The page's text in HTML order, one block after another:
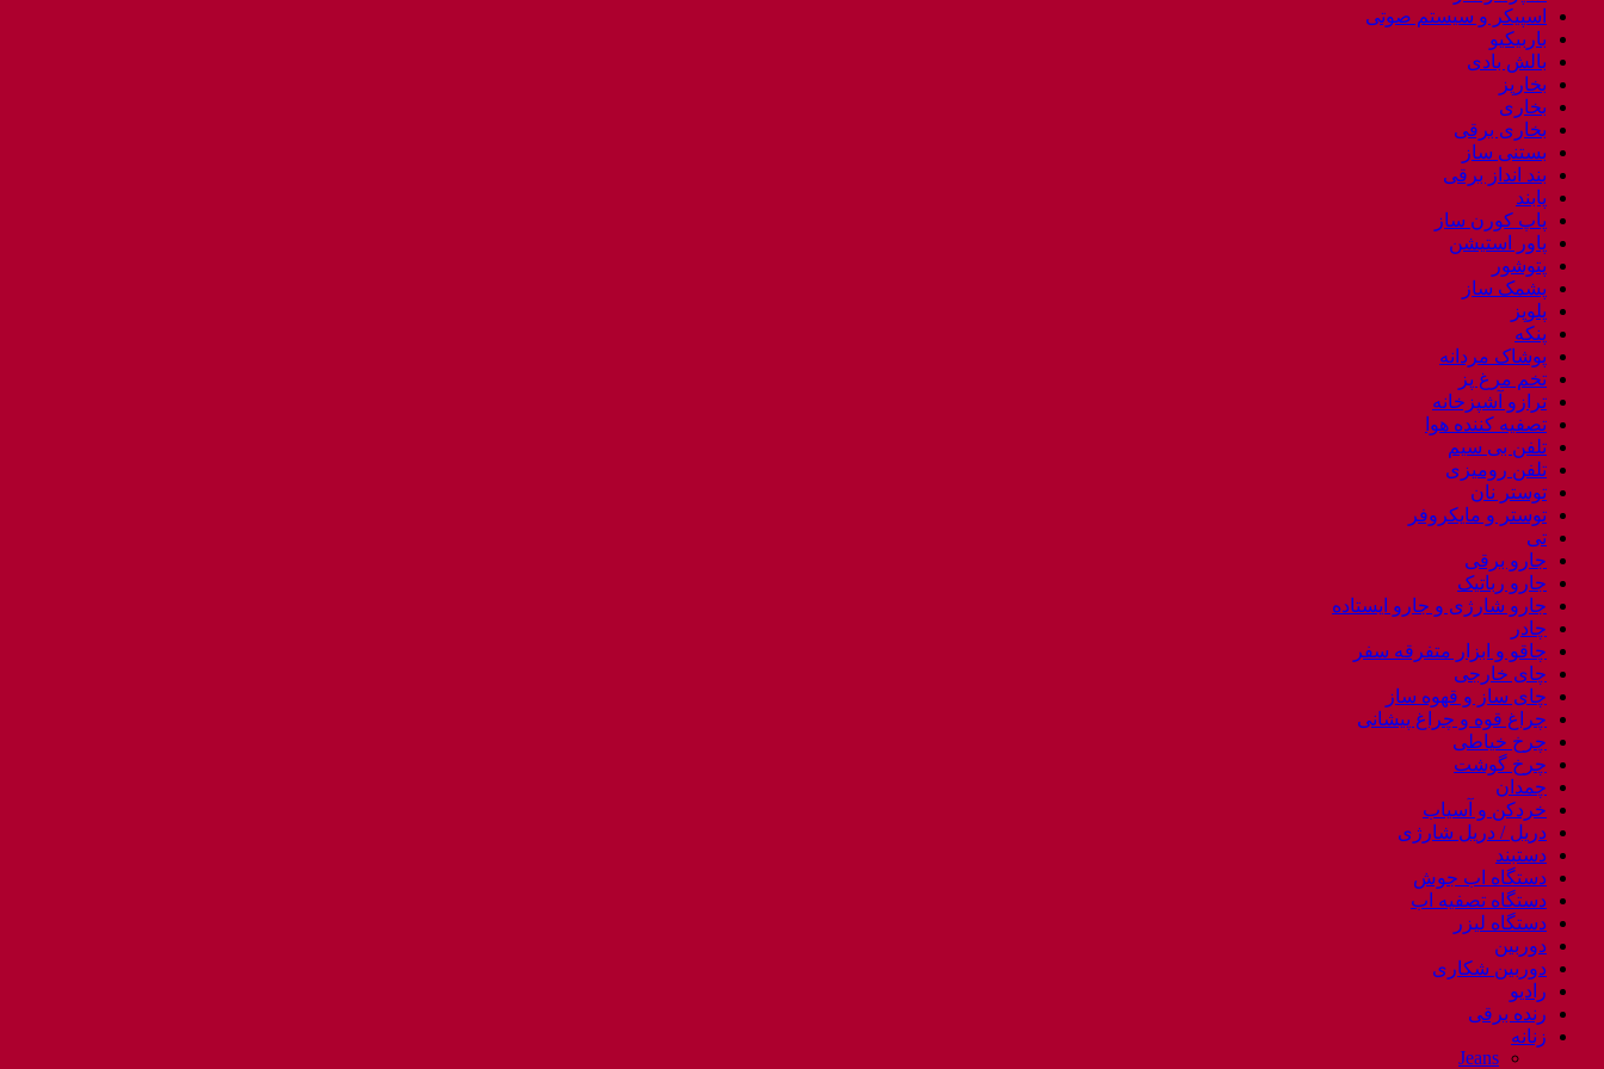
اسپیکر و سیستم صوتی
باربیکیو
بالش بادی
بخارپز
بخاری
بخاری برقی
بستنی ساز
بند انداز برقی
پابند
پاپ کورن ساز
پاور استیشن
پتوشور
پشمک ساز
پلوپز
پنکه
پوشاک مردانه
تخم مرغ پز
ترازو آشپزخانه
تصفیه کننده هوا
تلفن بی سیم
تلفن رومیزی
توستر نان
توستر و مایکروفر
تی
جارو برقی
جارو رباتیک
جارو شارژی و جارو ایستاده
چادر
چاقو و ابزار متفرقه سفر
چای خارجی
چای ساز و قهوه ساز
چراغ قوه و چراغ پیشانی
چرخ خیاطی
چرخ گوشت
چمدان
خردکن و آسیاب
دریل / دریل شارژی
دستبند
دستگاه اب جوش
دستگاه تصفیه اب
دستگاه لیزر
دوربین
دوربین شکاری
رادیو
رنده برقی
زنانه
Jeans